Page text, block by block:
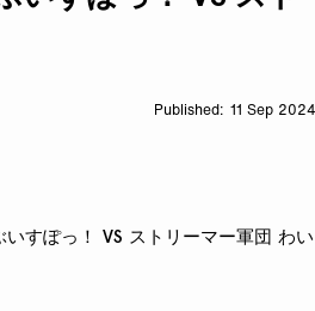
11 Sep 2024
すぽっ！ VS ストリーマー軍団 わい